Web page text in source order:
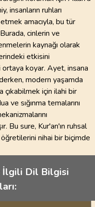
insanların ruhları
amacıyla, bu tür
cinlerin ve
kaynağı olarak
etkisini
koyar. Ayet, insana
modern yaşamda
çıkabilmek için ilahi bir
ve sığınma temalarını
Bu sure, Kur'an'ın ruhsal
nihai bir biçimde
İlgili Dil Bilgisi